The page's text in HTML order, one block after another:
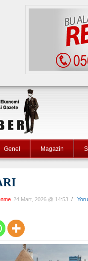
Genel Magazin
24 Mart, 2026 @ 14:53 /